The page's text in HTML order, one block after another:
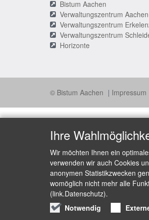
Bistum Aachen
Verwaltungszentrum Aachen
Verwaltungszentrum
Verwaltungszentrum
Horizonte
© Bistum Aachen Impressum
Ihre
Wir möchten Ihnen ein
verwenden wir auch Cookies
anonymen Statistikzwecken
womöglich nicht mehr alle
(link.Datenschutz).
Notwendig